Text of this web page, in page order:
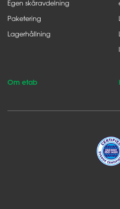
Egen skäravdelning
Paketering
Lagerhållning
Om etab